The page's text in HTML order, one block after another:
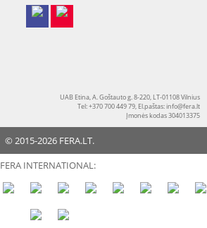
UAB Etina, A. Goštauto g. 8-220, LT-01108 Vilnius
Tel: +370 700 449 79, El.paštas:info@fera.lt
Įmonės kodas 304013375
© 2015-2026 FERA.LT.
FERA INTERNATIONAL: